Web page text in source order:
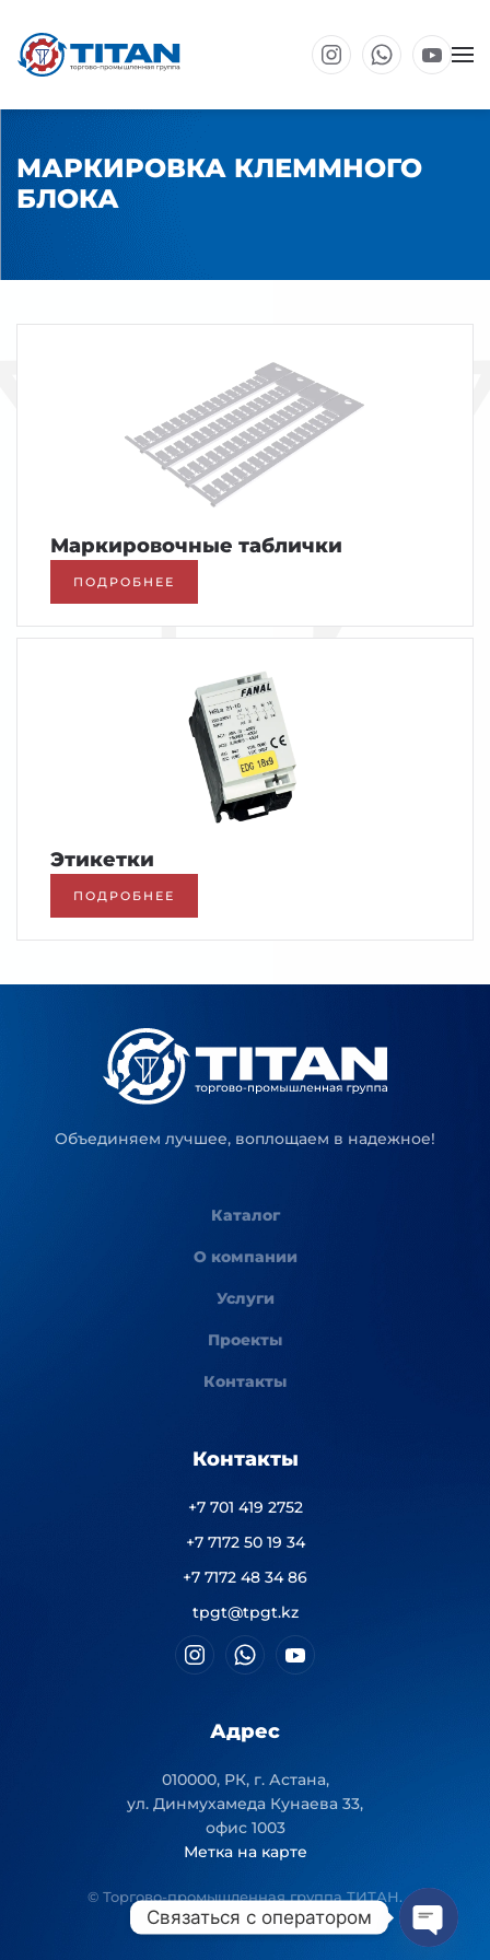
Перейти к основному содержанию
МАРКИРОВКА КЛЕММНОГО
БЛОКА
Маркировочные таблички
ПОДРОБНЕЕ
Этикетки
ПОДРОБНЕЕ
Объединяем лучшее, воплощаем в надежное!
Каталог
О компании
Услуги
Проекты
Контакты
Контакты
+7 701 419 2752
+7 7172 50 19 34
+7 7172 48 34 86
tpgt@tpgt.kz
Адрес
010000, РК, г. Астана,
ул. Динмухамеда Кунаева 33,
офис 1003
Метка на карте
© Торгово-промышленная группа ТИТАН.
Связаться с оператором